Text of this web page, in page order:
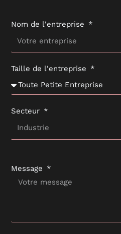
Nom de l'entreprise
Taille de l'entreprise
Secteur
Message